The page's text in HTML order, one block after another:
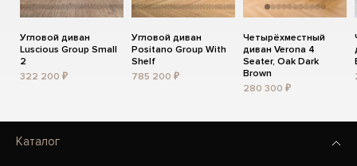
Угловой диван
Luscious Group Small
2
322 200 ₽
Угловой диван
Positano Group With
Shelf
785 200 ₽
Четырёхместный
диван Verona 4
Seater, Oak Dark
Brown
280 300 ₽
Каталог